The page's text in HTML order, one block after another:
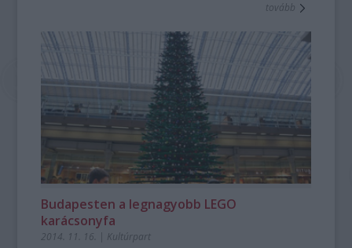
tovább
Budapesten a legnagyobb LEGO
karácsonyfa
2014. 11. 16. | Kultúrpart